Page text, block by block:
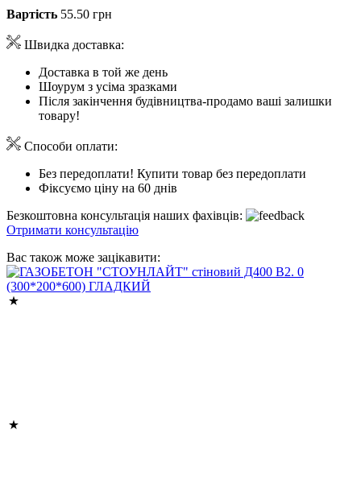
Вартість 55.50 грн
Швидка доставка:
Доставка в той же день
Шоурум з усіма зразками
Після закінчення будівництва-продамо ваші залишки
товару!
Способи оплати:
Без передоплати! Купити товар без передоплати
Фіксуємо ціну на 60 днів
Безкоштовна консультація наших фахівців:
Отримати консультацію
Вас також може зацікавити: